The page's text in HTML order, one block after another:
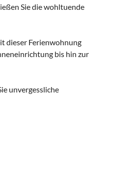
Sie die wohltuende
dieser Ferienwohnung
bis hin zur
unvergessliche